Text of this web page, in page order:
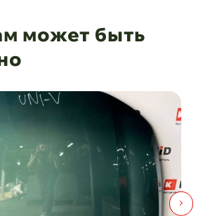
может быть